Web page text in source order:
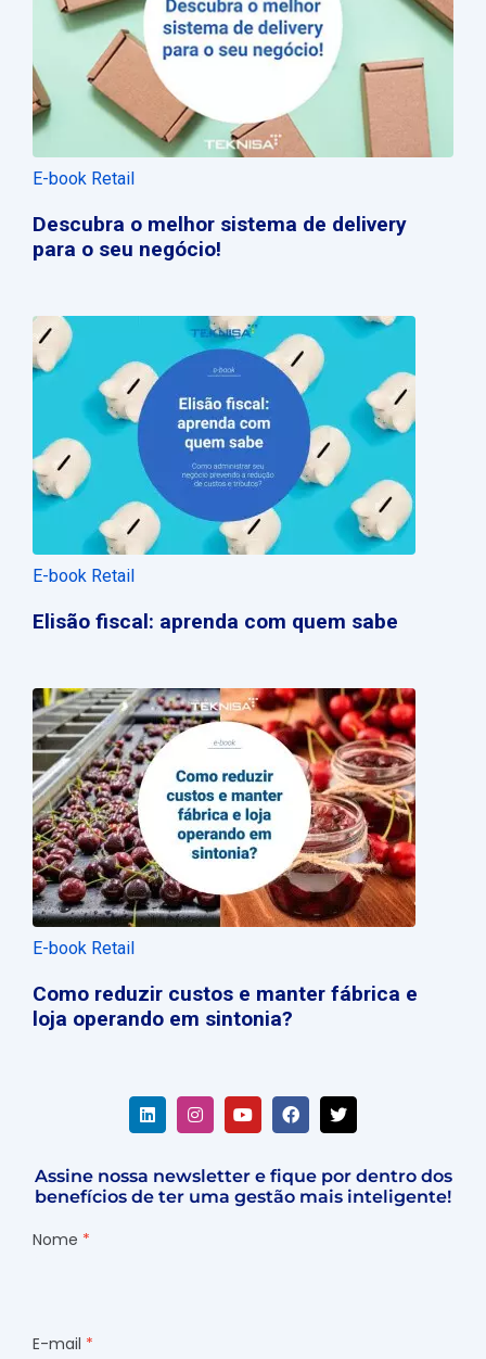
E-book Retail
Descubra o melhor sistema de delivery
para o seu negócio!
E-book Retail
Elisão fiscal: aprenda com quem sabe
E-book Retail
Como reduzir custos e manter fábrica e
loja operando em sintonia?
Assine nossa newsletter e fique por dentro dos
benefícios de ter uma gestão mais inteligente!
Nome
E-mail